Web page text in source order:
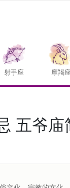
射手座 摩羯
五爷庙